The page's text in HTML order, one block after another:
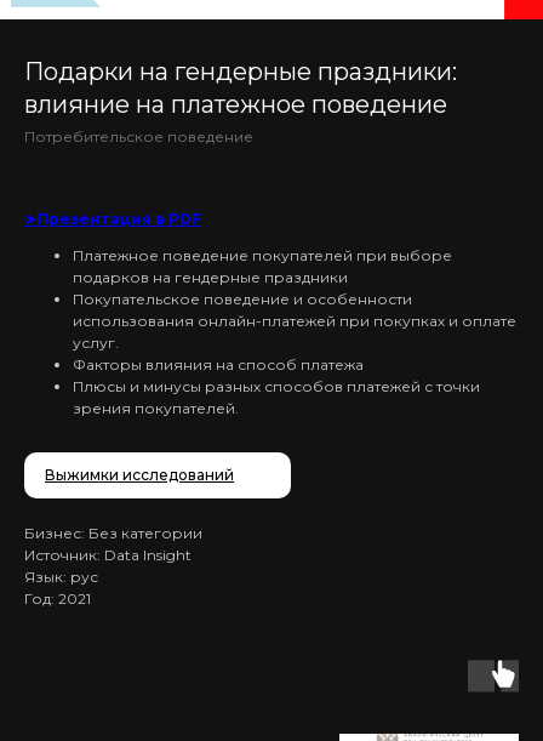
Подарки на гендерные праздники:
влияние на платежное поведение
Потребительское поведение
➤Презентация в PDF
Платежное поведение покупателей при выборе
подарков на гендерные праздники
Покупательское поведение и особенности
использования онлайн-платежей при покупках и оплате
услуг.
Факторы влияния на способ платежа
Плюсы и минусы разных способов платежей с точки
зрения покупателей.
Выжимки исследований
Бизнес: Без категории
Источник: Data Insight
Язык: рус
Год: 2021